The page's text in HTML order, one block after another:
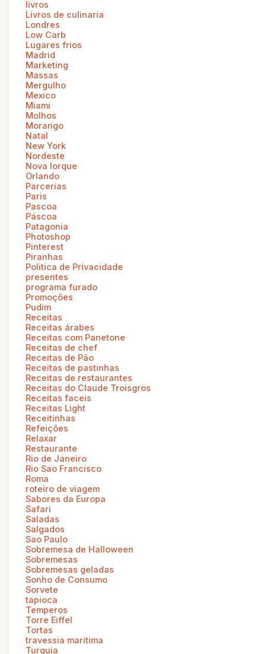
livros
Livros de culinaria
Londres
Low Carb
Lugares frios
Madrid
Marketing
Massas
Mergulho
Mexico
Miami
Molhos
Morango
Natal
New York
Nordeste
Nova Iorque
Orlando
Parcerias
Paris
Pascoa
Páscoa
Patagonia
Photoshop
Pinterest
Piranhas
Politica de Privacidade
presentes
programa furado
Promoções
Pudim
Receitas
Receitas árabes
Receitas com Panetone
Receitas de chef
Receitas de Pão
Receitas de pastinhas
Receitas de restaurantes
Receitas do Claude Troisgros
Receitas faceis
Receitas Light
Receitinhas
Refeições
Relaxar
Restaurante
Rio de Janeiro
Rio Sao Francisco
Roma
roteiro de viagem
Sabores da Europa
Safari
Saladas
Salgados
Sao Paulo
Sobremesa de Halloween
Sobremesas
Sobremesas geladas
Sonho de Consumo
Sorvete
tapioca
Temperos
Torre Eiffel
Tortas
travessia maritima
Turquia